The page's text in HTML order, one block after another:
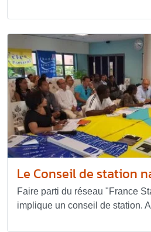
Le Conseil de station
Faire parti du réseau "France
implique un conseil de station.